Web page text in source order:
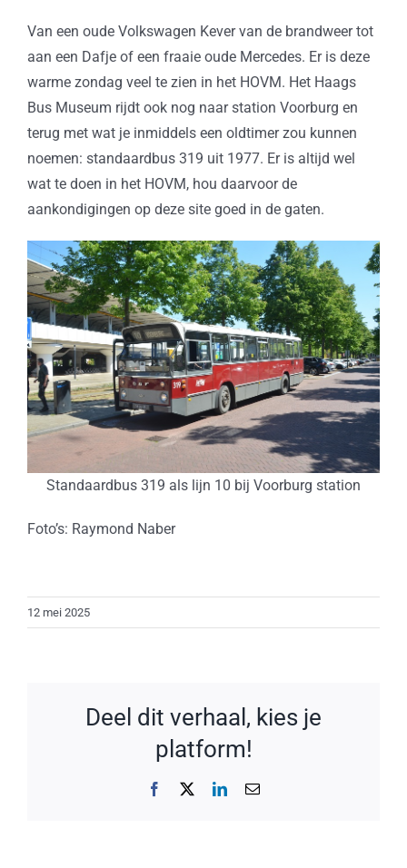
Van een oude Volkswagen Kever van de brandweer tot
aan een Dafje of een fraaie oude Mercedes. Er is deze
warme zondag veel te zien in het HOVM. Het Haags
Bus Museum rijdt ook nog naar station Voorburg en
terug met wat je inmiddels een oldtimer zou kunnen
noemen: standaardbus 319 uit 1977. Er is altijd wel
wat te doen in het HOVM, hou daarvoor de
aankondigingen op deze site goed in de gaten.
Standaardbus 319 als lijn 10 bij Voorburg station
Foto’s: Raymond Naber
12 mei 2025
Deel dit verhaal, kies je
platform!
Facebook LinkedIn
E-